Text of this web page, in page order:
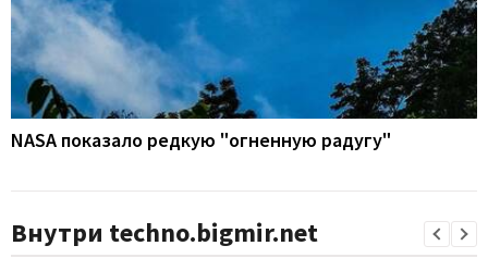
NASA показало редкую "огненную радугу"
Внутри techno.bigmir.net